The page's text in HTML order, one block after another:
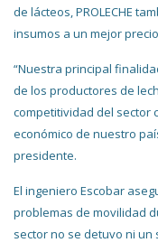
de lácteos, PROLECHE
insumos a un mejor
“Nuestra principal
de los productores de
competitividad del sector
económico de nuestro
presidente.
El ingeniero Escobar
problemas de movilidad
sector no se detuvo ni un